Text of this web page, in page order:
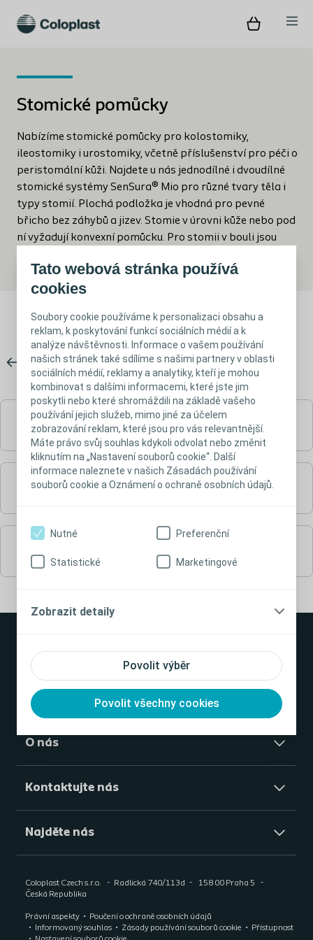
Tato webová stránka používá
cookies
Soubory cookie používáme k personalizaci obsahu a
reklam, k poskytování funkcí sociálních médií a k
analýze návštěvnosti. Informace o vašem používání
našich stránek také sdílíme s našimi partnery v oblasti
sociálních médií, reklamy a analytiky, kteří je mohou
kombinovat s dalšími informacemi, které jste jim
poskytli nebo které shromáždili na základě vašeho
používání jejich služeb, mimo jiné za účelem
zobrazování reklam, které jsou pro vás relevantnější.
Máte právo svůj souhlas kdykoli odvolat nebo změnit
kliknutím na „Nastavení souborů cookie“. Další
informace naleznete v našich Zásadách používání
souborů cookie a Oznámení o ochraně osobních údajů.
Povolit výběr
Povolit všechny cookies
Nutné Preferenční
Statistické Marketingové
Zobrazit detaily
Stomické pomůcky
Nabízíme stomické pomůcky pro kolostomiky,
ileostomiky i urostomiky, včetně příslušenství pro péči o
peristomální kůži. Najdete u nás jednodílné i dvoudílné
stomické systémy SenSura® Mio pro různé tvary těla i
typy stomií. Plochá podložka je vhodná pro pevné
břicho bez záhybů a jizev. Stomie v úrovni kůže nebo pod
ní vyžadují konvexní pomůcku. Pro stomii v bouli jsou
1dílné stomické sáčky
2dílné stomické sáčky
Pomůcky
O nás
Kontaktujte nás
Najděte nás
Coloplast Czech s.r.o. Radlická 740/113d
158 00 Praha 5
Česká Republika
Právní aspekty
Poučení o ochraně osobních údajů
Informovaný souhlas
Zásady používání souborů cookie
Přístupnost